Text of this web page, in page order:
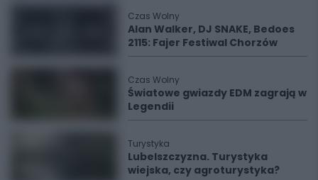
Czas Wolny
Alan Walker, DJ SNAKE, Bedoes
2115: Fajer Festiwal Chorzów
Czas Wolny
Światowe gwiazdy EDM zagrają w
Legendii
Turystyka
Lubelszczyzna. Turystyka
wiejska, czy agroturystyka?